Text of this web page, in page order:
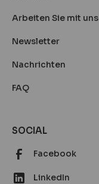
Arbeiten Sie mit uns
Newsletter
Nachrichten
FAQ
SOCIAL
Facebook
LinkedIn